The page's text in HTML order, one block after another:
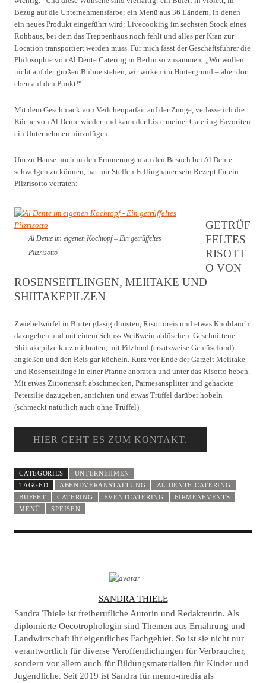
Bezug auf die Unternehmensfarbe; ein Menü aus 36 Ländern, in denen
ein neues Produkt eingeführt wird; Livecooking im sechsten Stock eines
Rohbaus, bei dem das Treppenhaus noch fehlt und alles per Kran zur
Location transportiert werden muss. Für mich fasst der Geschäftsführer die
Philosophie von Al Dente Catering in Berlin so zusammen: „Wir wollen
nicht auf der großen Bühne stehen, wir wirken im Hintergrund – aber dort
eben auf den Punkt!“
Mit dem Geschmack von Veilchenparfait auf der Zunge, verlasse ich die
Küche von Al Dente wieder und kann der Liste meiner Catering-Favoriten
ein Unternehmen hinzufügen.
Um zu Hause noch in den Erinnerungen an den Besuch bei Al Dente
schwelgen zu können, hat mir Steffen Fellinghauer sein Rezept für ein
Pilzrisotto verraten:
Al Dente im eigenen Kochtopf – Ein getrüffeltes
Pilzrisotto
GETRÜF
FELTES
RISOTT
O VON
ROSENSEITLINGEN, MEIITAKE UND
SHIITAKEPILZEN
Zwiebelwürfel in Butter glasig dünsten, Risottoreis und etwas Knoblauch
dazugeben und mit einem Schuss Weißwein ablöschen. Geschnittene
Shiitakepilze kurz mitbraten, mit Pilzfond (ersatzweise Gemüsefond)
angießen und den Reis gar köcheln. Kurz vor Ende der Garzeit Meiitake
und Rosenseitlinge in einer Pfanne anbraten und unter das Risotto heben.
Mit etwas Zitronensaft abschmecken, Parmesansplitter und gehackte
Petersilie dazugeben, anrichten und etwas Trüffel darüber hobeln
(schmeckt natürlich auch ohne Trüffel).
HIER GEHT ES ZUM KONTAKT.
CATEGORIES
UNTERNEHMEN
TAGGED
ABENDVERANSTALTUNG
AL DENTE CATERING
BUFFET
CATERING EVENTCATERING
FIRMENEVENTS
MENÜ
SPEISEN
U
T
H
O
R
SANDRA THIELE
Sandra Thiele ist freiberufliche Autorin und Redakteurin. Als
diplomierte Oecotrophologin sind Themen aus Ernährung und
Landwirtschaft ihr eigentliches Fachgebiet. So ist sie nicht nur
verantwortlich für diverse Veröffentlichungen für Verbraucher,
sondern vor allem auch für Bildungsmaterialien für Kinder und
Jugendliche. Seit 2019 ist Sandra für memo-media als